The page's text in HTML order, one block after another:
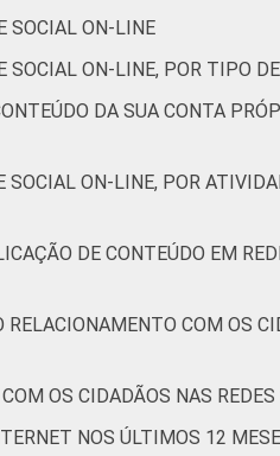
SOCIAL ON-LINE
SOCIAL ON-LINE, POR TIPO
DA SUA CONTA
SOCIAL ON-LINE, POR
DE CONTEÚDO EM
RELACIONAMENTO COM OS
OS CIDADÃOS NAS
NOS ÚLTIMOS 12